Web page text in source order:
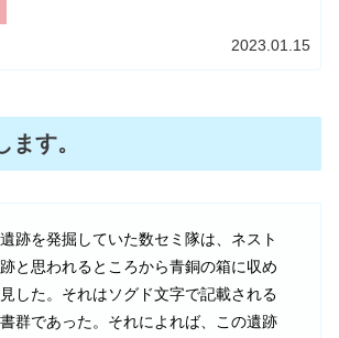
2023.01.15
ます。
跡を発掘していた数セミ隊は、ネスト
と思われるところから青銅の箱に収め
した。それはソグド文字で記載される
群であった。それによれば、この遺跡